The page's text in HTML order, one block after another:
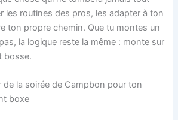
les routines des pros, les adapter à ton
ton propre chemin. Que tu montes un
la logique reste la même : monte sur
bosse.
de la soirée de Campbon pour ton
boxe